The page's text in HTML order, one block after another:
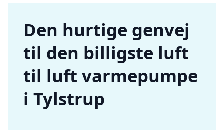
Den hurtige genvej
til den billigste luft
til luft varmepumpe
i Tylstrup